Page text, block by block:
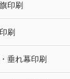
印刷
刷
垂れ幕印刷